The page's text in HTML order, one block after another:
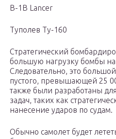
B-1B Lancer
Туполев Ту-160
Стратегический
большую нагрузку бомбы
Следовательно, это
пустого, превышающей 25
также были разработаны
задач, таких как
нанесение ударов по судам.
Обычно самолет будет